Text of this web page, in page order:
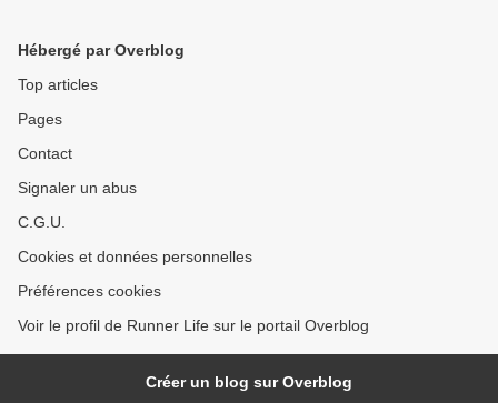
Hébergé par Overblog
Top articles
Pages
Contact
Signaler un abus
C.G.U.
Cookies et données personnelles
Préférences cookies
Voir le profil de Runner Life sur le portail Overblog
Créer un blog sur Overblog